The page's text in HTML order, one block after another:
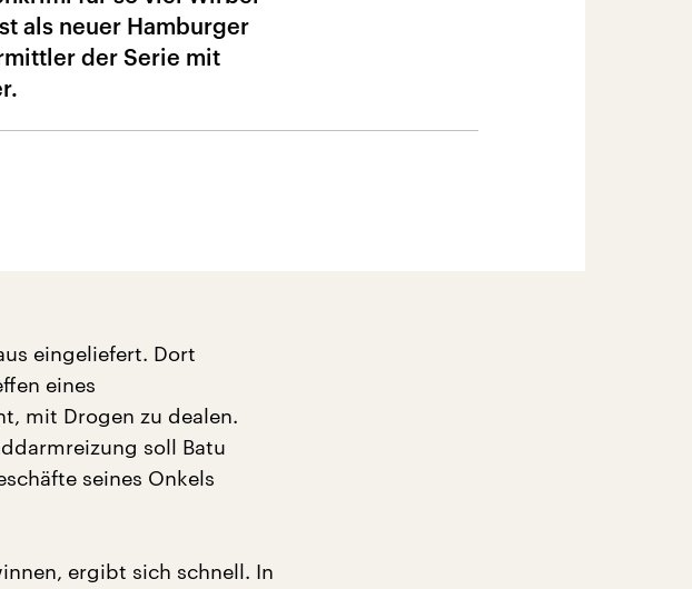
als neuer Hamburger
der Serie mit
eingeliefert. Dort
eines
mit Drogen zu dealen.
soll Batu
seines Onkels
ergibt sich schnell. In